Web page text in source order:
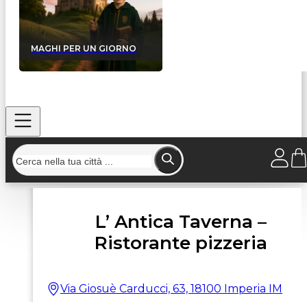
MAGHI PER UN GIORNO
Home/Strutture/L' Antica Taverna - Ristorante
L’ Antica Taverna –
Ristorante pizzeria
Via Giosuè Carducci, 63, 18100 Imperia IM